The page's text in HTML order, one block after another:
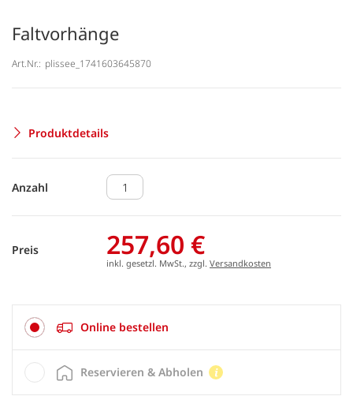
Faltvorhänge
Art.Nr.: plissee_1741603645870
Produktdetails
Anzahl
Preis 257,60 €
inkl. gesetzl. MwSt., zzgl. Versandkosten
Online bestellen
Reservieren & Abholen